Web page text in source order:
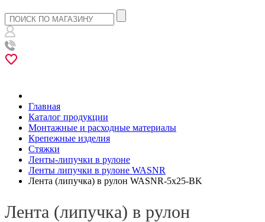
Главная
Каталог продукции
Монтажные и расходные материалы
Крепежные изделия
Стяжки
Ленты-липучки в рулоне
Ленты липучки в рулоне WASNR
Лента (липучка) в рулон WASNR-5x25-BK
Лента (липучка) в рулон